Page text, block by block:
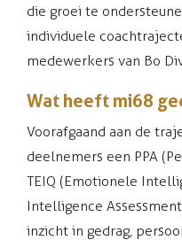
die groei te
individuele
medewerkers van Bo
Wat heeft mi68
Voorafgaand aan de
deelnemers een PPA
TEIQ (Emotionele
Intelligence
inzicht in gedrag,